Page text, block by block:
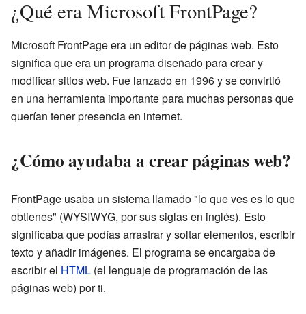
¿Qué era Microsoft FrontPage?
Microsoft FrontPage era un editor de páginas web. Esto
significa que era un programa diseñado para crear y
modificar sitios web. Fue lanzado en 1996 y se convirtió
en una herramienta importante para muchas personas que
querían tener presencia en internet.
¿Cómo ayudaba a crear páginas web?
FrontPage usaba un sistema llamado "lo que ves es lo que
obtienes" (WYSIWYG, por sus siglas en inglés). Esto
significaba que podías arrastrar y soltar elementos, escribir
texto y añadir imágenes. El programa se encargaba de
escribir el HTML (el lenguaje de programación de las
páginas web) por ti.